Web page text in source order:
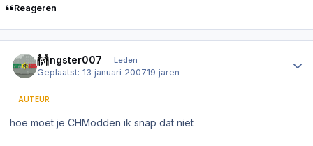
Reageren
gangster007 Leden
Geplaatst:13 januari 200719 jaren
AUTEUR
hoe moet je CHModden ik snap dat niet